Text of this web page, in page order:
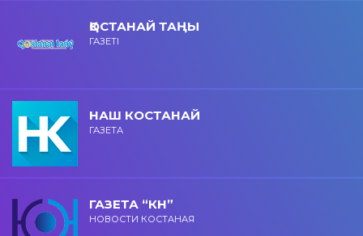
ҚОСТАНАЙ ТАҢЫ
ГАЗЕТІ
НАШ КОСТАНАЙ
ГАЗЕТА
ГАЗЕТА “КН”
НОВОСТИ КОСТАНАЯ